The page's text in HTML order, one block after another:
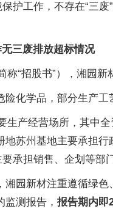
护工作，不存在“三
三废排放超标情况
“招股书”），湘园
化学品，部分生产
产经营场所，其中
苏州基地主要承担
承担销售、企划等
湘园新材注重遵循绿
测报告， 报告期内即